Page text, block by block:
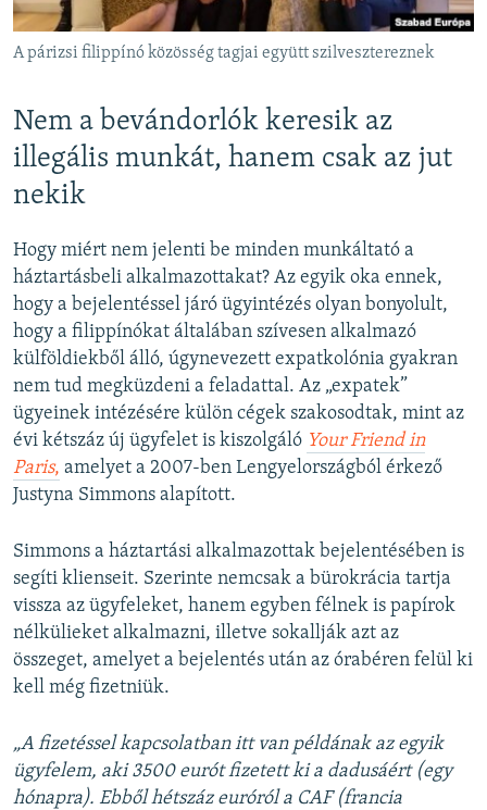
A párizsi filippínó közösség tagjai együtt szilvesztereznek
Nem a bevándorlók keresik az
illegális munkát, hanem csak az jut
nekik
Hogy miért nem jelenti be minden munkáltató a
háztartásbeli alkalmazottakat? Az egyik oka ennek,
hogy a bejelentéssel járó ügyintézés olyan bonyolult,
hogy a filippínókat általában szívesen alkalmazó
külföldiekből álló, úgynevezett expatkolónia gyakran
nem tud megküzdeni a feladattal. Az „expatek”
ügyeinek intézésére külön cégek szakosodtak, mint az
évi kétszáz új ügyfelet is kiszolgáló Your Friend in
Paris, amelyet a 2007-ben Lengyelországból érkező
Justyna Simmons alapított.
Simmons a háztartási alkalmazottak bejelentésében is
segíti klienseit. Szerinte nemcsak a bürokrácia tartja
vissza az ügyfeleket, hanem egyben félnek is papírok
nélkülieket alkalmazni, illetve sokallják azt az
összeget, amelyet a bejelentés után az órabéren felül ki
kell még fizetniük.
„A fizetéssel kapcsolatban itt van példának az egyik
ügyfelem, aki 3500 eurót fizetett ki a dadusáért (egy
hónapra). Ebből hétszáz euróról a CAF (francia